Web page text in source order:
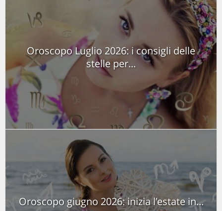
Oroscopo Luglio 2026: i consigli delle
stelle per...
Oroscopo giugno 2026: inizia l’estate in...